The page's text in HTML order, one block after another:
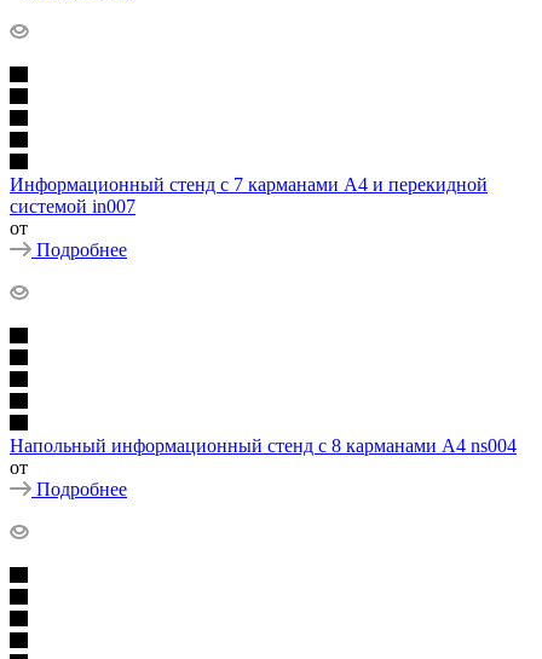
Информационный стенд с 7 карманами А4 и перекидной
системой in007
от
Подробнее
Напольный информационный стенд с 8 карманами А4 ns004
от
Подробнее